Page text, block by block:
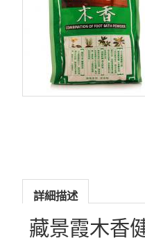
詳細描述
藏景霞木香